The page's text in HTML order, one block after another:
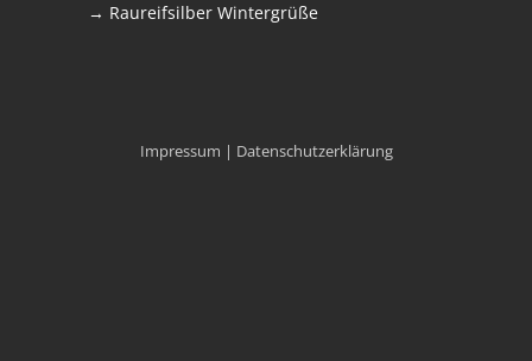
→ Raureifsilber Wintergrüße
Impressum | Datenschutzerklärung